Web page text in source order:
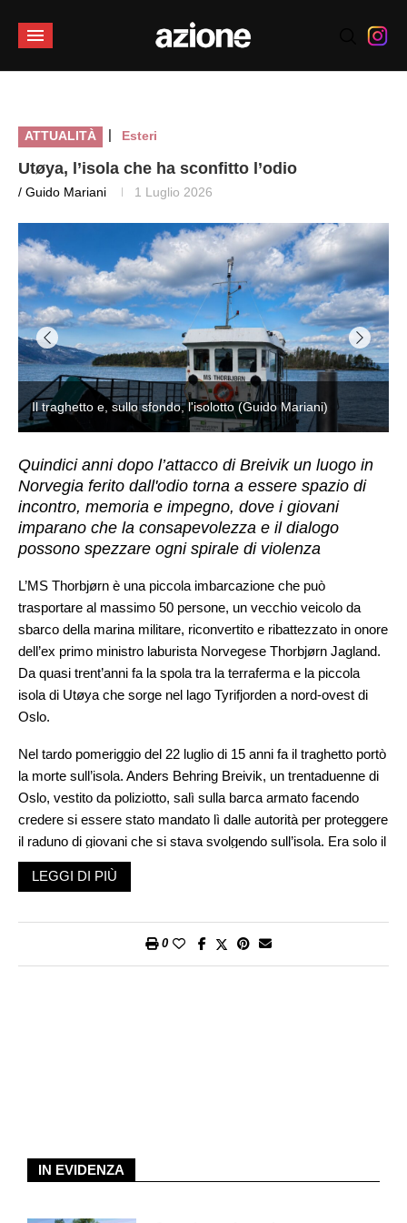
ATTUALITÀ | Esteri
Utøya, l’isola che ha sconfitto l’odio
/ Guido Mariani 1 Luglio 2026
Il traghetto e, sullo sfondo, l'isolotto (Guido Mariani)
Quindici anni dopo l’attacco di Breivik un luogo in
Norvegia ferito dall'odio torna a essere spazio di
incontro, memoria e impegno, dove i giovani
imparano che la consapevolezza e il dialogo
possono spezzare ogni spirale di violenza
L’MS Thorbjørn è una piccola imbarcazione che può
trasportare al massimo 50 persone, un vecchio veicolo da
sbarco della marina militare, riconvertito e ribattezzato in onore
dell’ex primo ministro laburista Norvegese Thorbjørn Jagland.
Da quasi trent’anni fa la spola tra la terraferma e la piccola
isola di Utøya che sorge nel lago Tyrifjorden a nord-ovest di
Oslo.
Nel tardo pomeriggio del 22 luglio di 15 anni fa il traghetto portò
la morte sull’isola. Anders Behring Breivik, un trentaduenne di
Oslo, vestito da poliziotto, salì sulla barca armato facendo
credere si essere stato mandato lì dalle autorità per proteggere
il raduno di giovani che si stava svolgendo sull’isola. Era solo il
secondo passo di un piano terroristico, tanto artigianale quanto
folle e tristemente efficace. Breivik due ore prima aveva fatto
200. Con la città nel caos, il terrorista riuscì a creare un
sindacale nazionale diventando una meta per numerose
organizzazioni del movimento operaio, una colonia estiva per
LEGGI DI PIÙ
0
IN EVIDENZA